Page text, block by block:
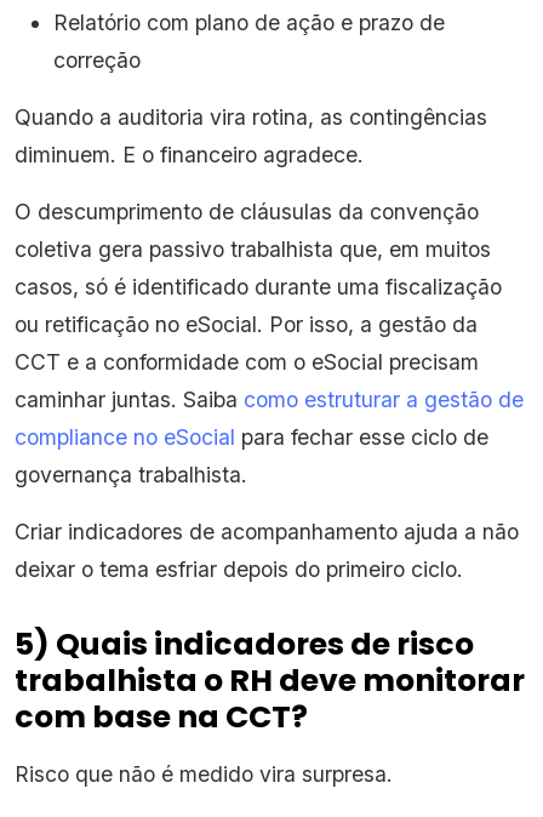
Relatório com plano de ação e prazo de
correção
Quando a auditoria vira rotina, as contingências
diminuem. E o financeiro agradece.
O descumprimento de cláusulas da convenção
coletiva gera passivo trabalhista que, em muitos
casos, só é identificado durante uma fiscalização
ou retificação no eSocial. Por isso, a gestão da
CCT e a conformidade com o eSocial precisam
caminhar juntas. Saiba como estruturar a gestão de
compliance no eSocial para fechar esse ciclo de
governança trabalhista.
Criar indicadores de acompanhamento ajuda a não
deixar o tema esfriar depois do primeiro ciclo.
5) Quais indicadores de risco
trabalhista o RH deve monitorar
com base na CCT?
Risco que não é medido vira surpresa.